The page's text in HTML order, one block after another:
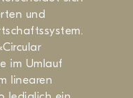
und
im Umlauf
linearen